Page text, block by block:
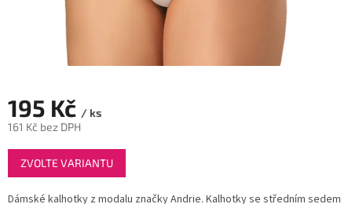
195 Kč / ks
161 Kč bez DPH
Měrná
cena:
ZVOLTE VARIANTU
Dámské kalhotky z modalu značky Andrie. Kalhotky se středním sedem